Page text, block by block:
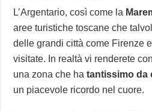
L’Argentario, così come la
aree turistiche toscane che
delle grandi città come Firenze
visitate. In realtà vi renderete
una zona che hatantissimo da
un piacevole ricordo nel cuore.